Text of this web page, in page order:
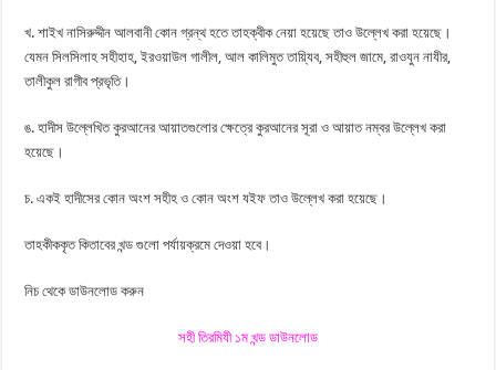
খ. শাইখ নাসিরুদ্দীন আলবানী কোন গ্রন্থ হতে তাহক্বীক নেয়া হয়েছে তাও উল্লেখ করা হয়েছে।
যেমন সিলসিলাহ সহীহাহ, ইরওয়াউল গালীল, আল কালিমুত তায়্যিব, সহীহুল জামে, রাওযুন নাযীর,
তালীকুল রাগীব প্রভৃতি।
ঙ. হাদীস উল্লেখিত কুরআনের আয়াতগুলোর ক্ষেত্রে কুরআনের সূরা ও আয়াত নম্বর উল্লেখ করা
হয়েছে।
চ. একই হাদীসের কোন অংশ সহীহ ও কোন অংশ যইফ তাও উল্লেখ করা হয়েছে।
তাহকীককৃত কিতাবের খন্ড গুলো পর্যায়ক্রমে দেওয়া হবে।
নিচ থেকে ডাউনলোড করুন
সহী তিরমিযী ১ম খন্ড ডাউনলোড